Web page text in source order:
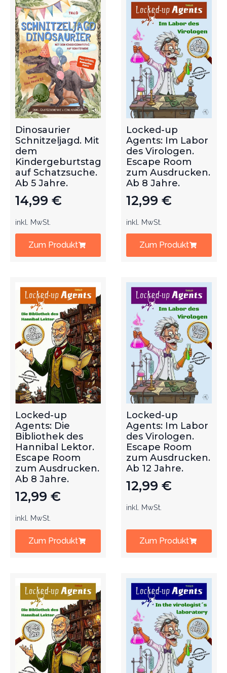
Dinosaurier
Schnitzeljagd. Mit
dem
Kindergeburtstag
auf Schatzsuche.
Ab 5 Jahre.
14,99 €
inkl. MwSt.
Zum Produkt
Locked-up
Agents: Im Labor
des Virologen.
Escape Room
zum Ausdrucken.
Ab 8 Jahre.
12,99 €
inkl. MwSt.
Zum Produkt
Locked-up
Agents: Die
Bibliothek des
Hannibal Lektor.
Escape Room
zum Ausdrucken.
Ab 8 Jahre.
12,99 €
inkl. MwSt.
Zum Produkt
Locked-up
Agents: Im Labor
des Virologen.
Escape Room
zum Ausdrucken.
Ab 12 Jahre.
12,99 €
inkl. MwSt.
Zum Produkt